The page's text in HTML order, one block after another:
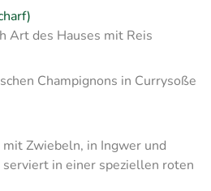
Art des Hauses mit Reis
Champignons in Currysoße
Zwiebeln, in Ingwer und
serviert in einer speziellen roten